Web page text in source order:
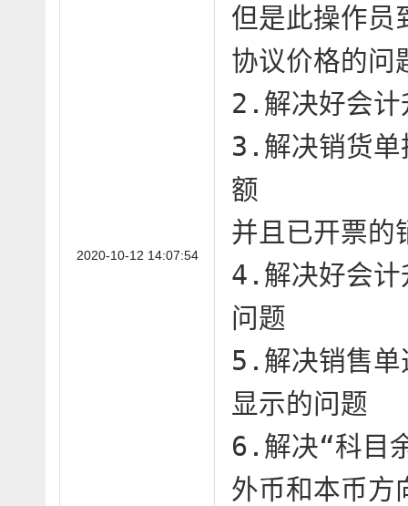
2020-10-12 14:07:54
但是此操作员
协议价格的问
2.解决好会计
3.解决销货单
额
并且已开票的
4.解决好会计
问题
5.解决销售单
显示的问题
6.解决“科目
外币和本币方